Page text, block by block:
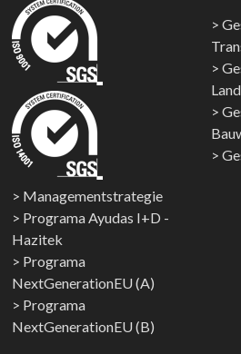
Managementstrategie
Programa Ayudas I+D -
Hazitek
Programa
NextGenerationEU (A)
Programa
NextGenerationEU (B)